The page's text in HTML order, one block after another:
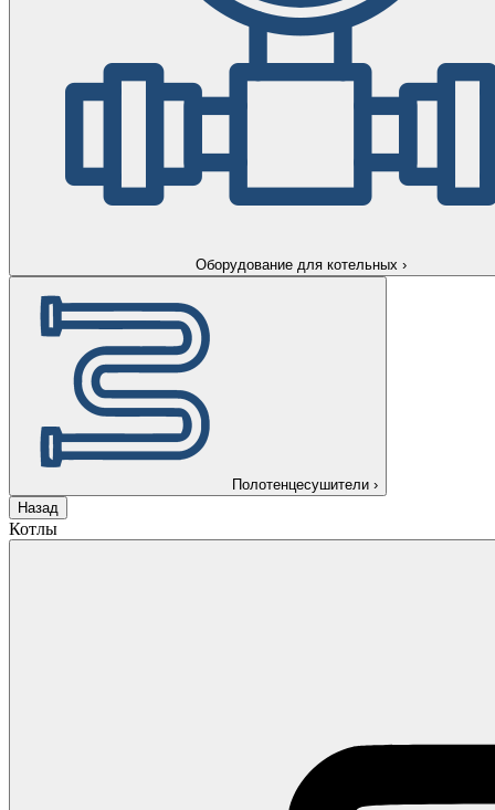
Оборудование для котельных ›
Полотенцесушители ›
Назад
Котлы